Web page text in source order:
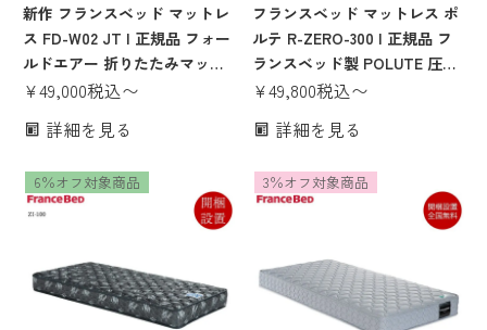
新作 フランスベッド マットレ
ス FD-W02 JT | 正規品 フォー
ルドエアー 折りたたみマット
レス ファミリーマットレス フ
っつける シングル セミダブル
国産
¥49,000税込〜
詳細を見る
梱包だから搬入もしやすい！腰をしっ
かりと支えてくれるスプリングマット
フランスベッド マットレス ポ
ルテ R-ZERO-300 | 正規品 フ
ランスベッド製 POLUTE 圧縮
梱包 ベッド マットレス ベッド
ル ダブル シングルベッド セミ
菌 防臭 防ダニ シングルマット
¥49,800税込〜
詳細を見る
6％オフ対象商品 3％オフ対象商品